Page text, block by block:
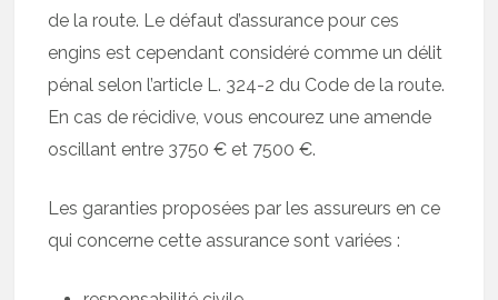
de la route. Le défaut d’assurance pour ces
engins est cependant considéré comme un délit
pénal selon l’article L. 324-2 du Code de la route.
En cas de récidive, vous encourez une amende
oscillant entre 3750 € et 7500 €.
Les garanties proposées par les assureurs en ce
qui concerne cette assurance sont variées :